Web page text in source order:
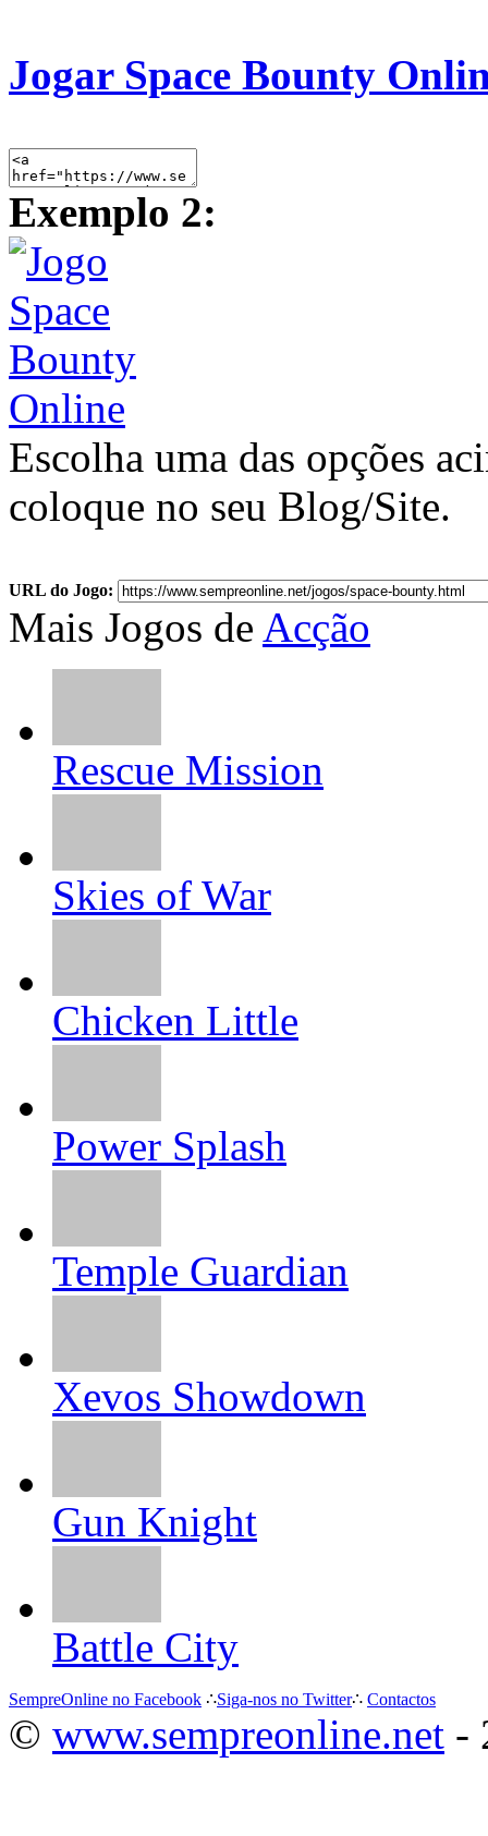
Jogar Space Bounty
Exemplo 2:
Escolha uma das opções
coloque no seu Blog/Site.
URL do Jogo:
Mais Jogos de Acção
Rescue Mission
Skies of War
Chicken Little
Power Splash
Temple Guardian
Xevos Showdown
Gun Knight
Battle City
SempreOnline no Facebook ∴Siga-nos no Twitter∴ Contactos
© www.sempreonline.net -